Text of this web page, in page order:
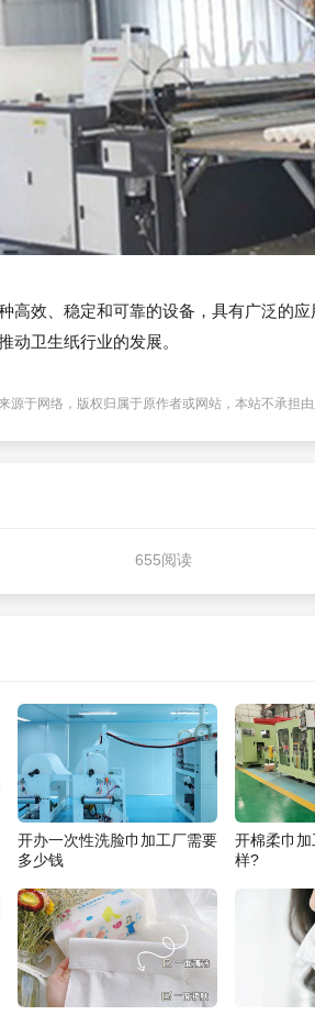
高效、稳定和可靠的设备，具有广泛的
动卫生纸行业的发展。
源于网络，版权归属于原作者或网站，本站不承担
655阅读
开办一次性洗脸巾加工厂需要
多少钱
开棉柔巾
样?